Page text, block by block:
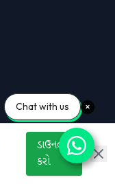
ડાઉનલોડ
કરો
Chat with us